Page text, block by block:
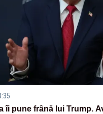
îi pune frână lui Trump.